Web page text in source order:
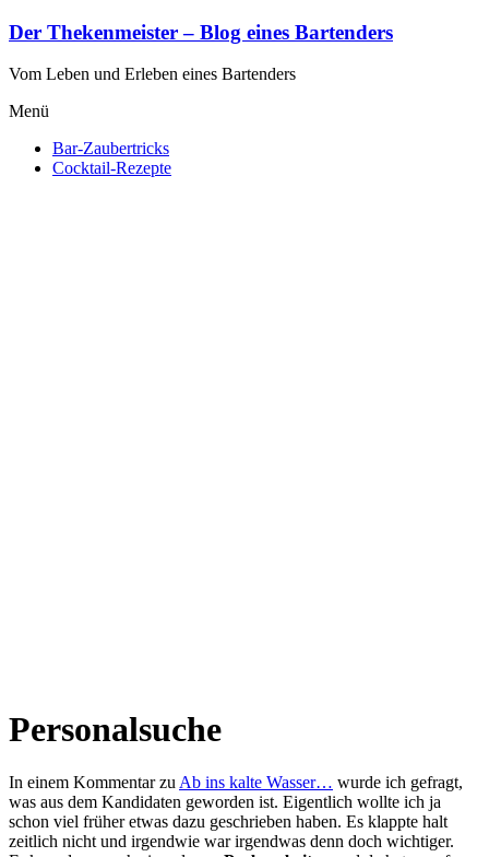
Zum
springen
Der Thekenmeister – Blog eines Bartenders
Vom Leben und Erleben eines Bartenders
Menü
Bar-Zaubertricks
Cocktail-Rezepte
Personalsuche
In einem Kommentar zu Ab ins kalte Wasser… wurde ich gefragt,
was aus dem Kandidaten geworden ist. Eigentlich wollte ich ja
schon viel früher etwas dazu geschrieben haben. Es klappte halt
zeitlich nicht und irgendwie war irgendwas denn doch wichtiger.